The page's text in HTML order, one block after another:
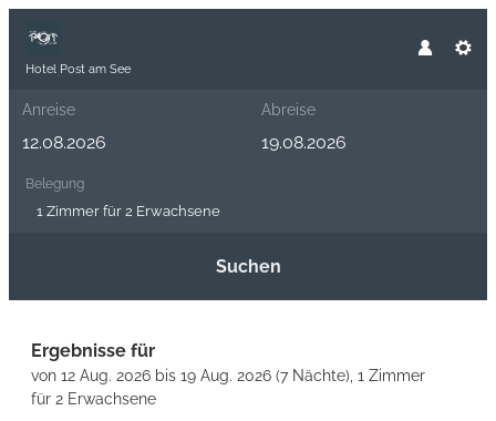
Anreise Abreise
Belegung
1 Zimmerfür 2 Erwachsene
Suchen
Hotel Post am See
Ergebnisse für
von 12 Aug. 2026 bis 19 Aug. 2026 (7 Nächte), 1 Zimmer
für 2 Erwachsene